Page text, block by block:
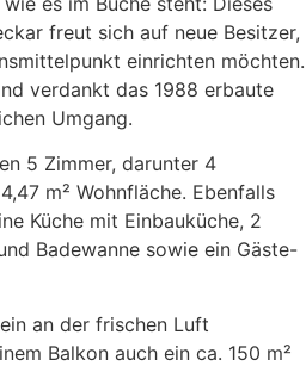
freut sich auf neue Besitzer,
einrichten möchten.
verdankt das 1988 erbaute
Umgang.
5 Zimmer, darunter 4
m² Wohnfläche. Ebenfalls
Küche mit Einbauküche, 2
Badewanne sowie ein Gäste-
an der frischen Luft
Balkon auch ein ca. 150 m²